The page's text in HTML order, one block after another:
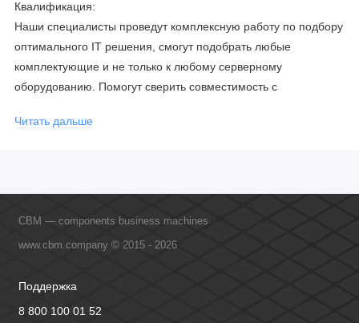
Квалификация:
Наши специалисты проведут комплексную работу по подбору
оптимального IT решения, смогут подобрать любые
комплектующие и не только к любому серверному
оборудованию. Помогут сверить совместимость с
официальными производителями и проводим регулярное
Читать дальше
CBM — components business machines
www.cbm.company © 2015 - 2026
Поддержка
8 800 100 01 52